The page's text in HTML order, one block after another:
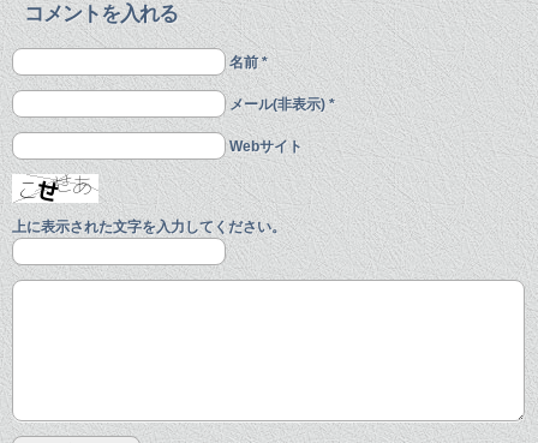
コメントを入れる
名前 *
メール(非表示) *
Webサイト
上に表示された文字を入力してください。